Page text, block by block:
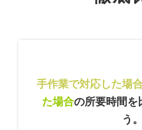
手作業で対応した場
た場合の所要時間を
う。